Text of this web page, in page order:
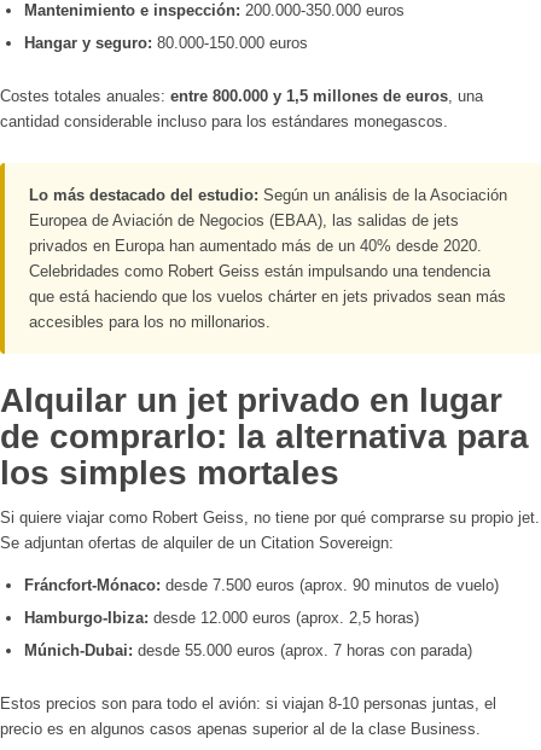
Mantenimiento e inspección: 200.000-350.000 euros
Hangar y seguro: 80.000-150.000 euros
Costes totales anuales: entre 800.000 y 1,5 millones de euros, una
cantidad considerable incluso para los estándares monegascos.
Lo más destacado del estudio: Según un análisis de la Asociación
Europea de Aviación de Negocios (EBAA), las salidas de jets
privados en Europa han aumentado más de un 40% desde 2020.
Celebridades como Robert Geiss están impulsando una tendencia
que está haciendo que los vuelos chárter en jets privados sean más
accesibles para los no millonarios.
Alquilar un jet privado en lugar
de comprarlo: la alternativa para
los simples mortales
Si quiere viajar como Robert Geiss, no tiene por qué comprarse su propio jet.
Se adjuntan ofertas de alquiler de un Citation Sovereign:
Fráncfort-Mónaco: desde 7.500 euros (aprox. 90 minutos de vuelo)
Hamburgo-Ibiza: desde 12.000 euros (aprox. 2,5 horas)
Múnich-Dubai: desde 55.000 euros (aprox. 7 horas con parada)
Estos precios son para todo el avión: si viajan 8-10 personas juntas, el
precio es en algunos casos apenas superior al de la clase Business.